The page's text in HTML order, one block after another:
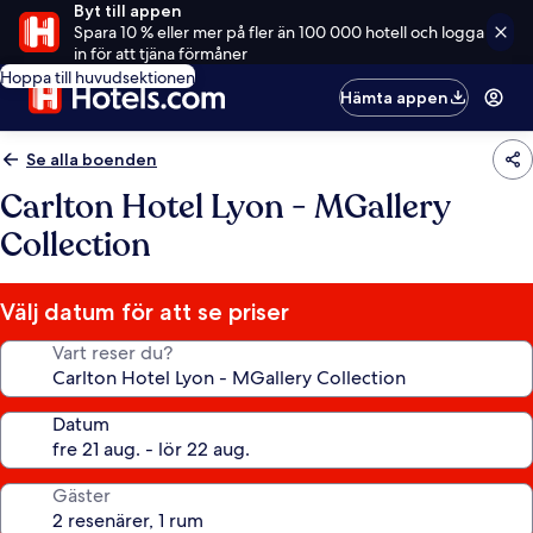
Byt till appen
Spara 10 % eller mer på fler än 100 000 hotell och logga
in för att tjäna förmåner
Hoppa till huvudsektionen
Hämta appen
Se alla boenden
Carlton Hotel Lyon - MGallery
Collection
Välj datum för att se priser
Vart reser du?
Datum
Gäster